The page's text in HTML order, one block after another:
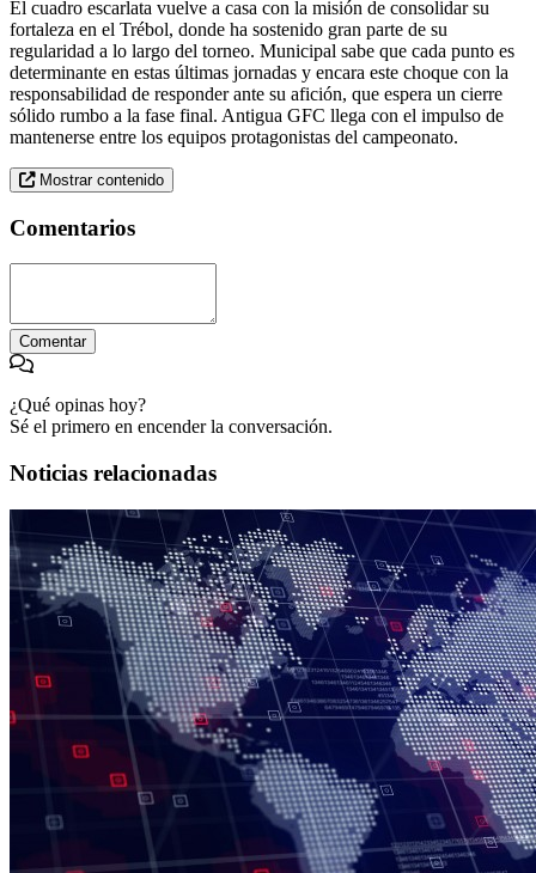
El cuadro escarlata vuelve a casa con la misión de consolidar su
fortaleza en el Trébol, donde ha sostenido gran parte de su
regularidad a lo largo del torneo. Municipal sabe que cada punto es
determinante en estas últimas jornadas y encara este choque con la
responsabilidad de responder ante su afición, que espera un cierre
sólido rumbo a la fase final. Antigua GFC llega con el impulso de
mantenerse entre los equipos protagonistas del campeonato.
Mostrar contenido
Comentarios
Comentar
¿Qué opinas hoy?
Sé el primero en encender la conversación.
Noticias relacionadas